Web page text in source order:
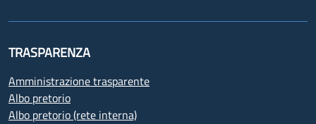
TRASPARENZA
Amministrazione trasparente
Albo pretorio
Albo pretorio (rete interna)